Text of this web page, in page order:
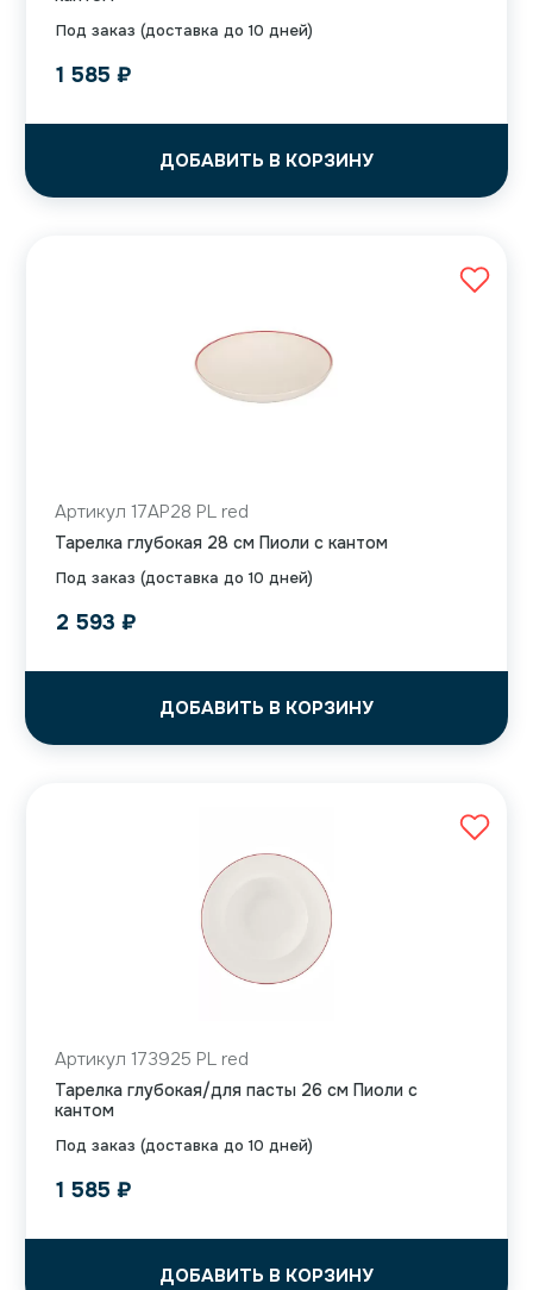
Под заказ (доставка до 10 дней)
1 585 ₽
ДОБАВИТЬ В КОРЗИНУ
Под заказ (доставка до 10 дней)
Артикул 17AP28 PL red
Тарелка глубокая 28 см Пиоли с кантом
2 593 ₽
ДОБАВИТЬ В КОРЗИНУ
Под заказ (доставка до 10 дней)
Артикул 173925 PL red
Тарелка глубокая/для пасты 26 см Пиоли с
кантом
1 585 ₽
ДОБАВИТЬ В КОРЗИНУ